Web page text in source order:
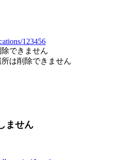
123456
できません
は削除できません
ません